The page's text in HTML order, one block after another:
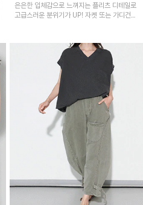
은은한 입체감으로 느껴지는 플리츠 디테일로
고급스러운 분위기가 UP! 자켓 또는 가디건과